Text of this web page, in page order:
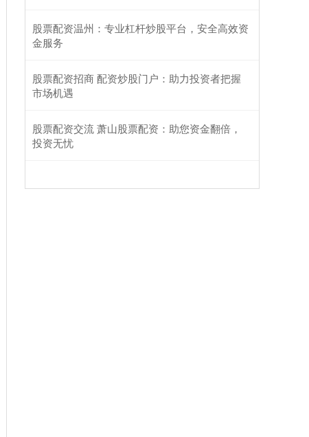
股票配资温州：专业杠杆炒股平台，安全高效资
金服务
股票配资招商 配资炒股门户：助力投资者把握
市场机遇
股票配资交流 萧山股票配资：助您资金翻倍，
投资无忧